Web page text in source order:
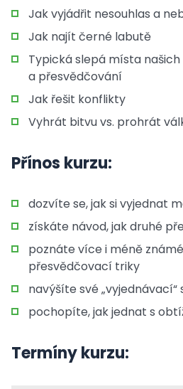
Jak vyjádřit nesouhlas a
Jak najít černé labutě
Typická slepá místa
a přesvědčování
Jak řešit konflikty
Vyhrát bitvu vs. prohrát
Přínos kurzu:
dozvíte se, jak si vyjednat
získáte návod, jak druhé
poznáte více i méně
přesvědčovací triky
navýšíte své
pochopíte, jak jednat s
Termíny kurzu: